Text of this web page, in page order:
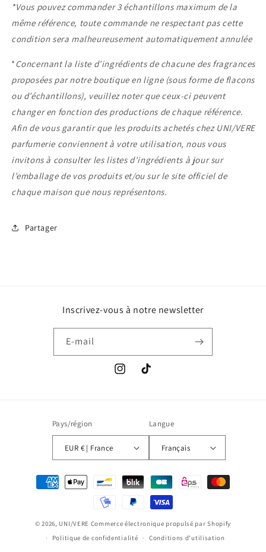
*Vous pouvez commander 3 échantillons maximum de la
même référence, toute commande ne respectant pas cette
condition sera malheureusement automatiquement annulée
*Concernant la liste d’ingrédients de chacune des fragrances
proposées par notre boutique en ligne (sous forme de flacons
ou d’échantillons), veuillez noter que ceux-ci peuvent
changer en fonction des productions de chaque référence.
Afin de vous garantir que les produits achetés chez UNI/VERE
parfumerie conviennent à votre utilisation, nous vous
invitons à consulter les listes d’ingrédients à jour sur
l’emballage de vos produits et/ou sur le site officiel de
chaque maison que nous représentons.
Partager
Inscrivez-vous à notre newsletter
E-mail
InstagramTikTok
Pays/région
EUR € | France
Langue
Français
Moyens
© 2026, UNI/VERE Commerce électronique propulsé par Shopify
Politique de confidentialité
Conditions d’utilisation